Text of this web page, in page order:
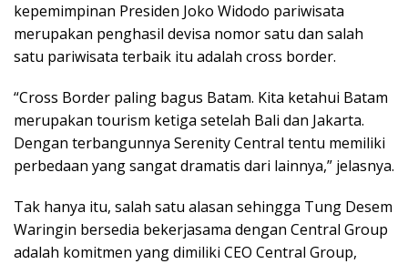
kepemimpinan Presiden Joko Widodo pariwisata
merupakan penghasil devisa nomor satu dan salah
satu pariwisata terbaik itu adalah cross border.
“Cross Border paling bagus Batam. Kita ketahui Batam
merupakan tourism ketiga setelah Bali dan Jakarta.
Dengan terbangunnya Serenity Central tentu memiliki
perbedaan yang sangat dramatis dari lainnya,” jelasnya.
Tak hanya itu, salah satu alasan sehingga Tung Desem
Waringin bersedia bekerjasama dengan Central Group
adalah komitmen yang dimiliki CEO Central Group,